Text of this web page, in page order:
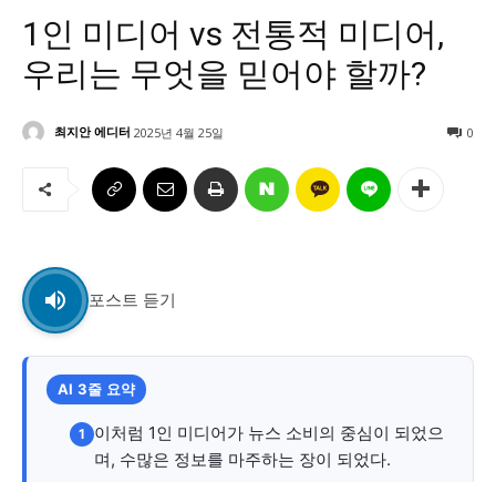
전통문화
대중문화
교육
교육청
공지사항
1인 미디어 vs 전통적 미디어,
우리는 무엇을 믿어야 할까?
최지안 에디터 0
2025년 4월 25일
포스트 듣기
AI 3줄 요약
1
이처럼 1인 미디어가 뉴스 소비의 중심이 되었으
며, 수많은 정보를 마주하는 장이 되었다.